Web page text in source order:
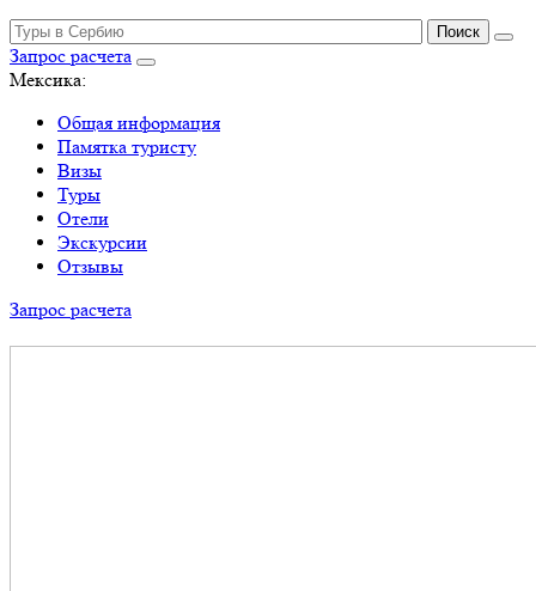
Запрос расчета
Мексика:
Общая информация
Памятка туристу
Визы
Туры
Отели
Экскурсии
Отзывы
Запрос расчета